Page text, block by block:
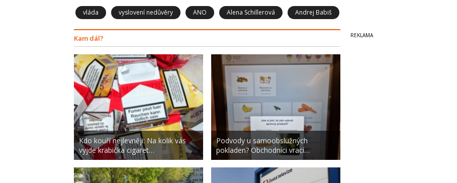
vláda vyslovení nedůvěry ANO Alena Schillerová Andrej Babiš
Kam dál?
Kdo kouří nejlevněji: Na kolik vás
vyjde krabička cigaret…
Podvody u samoobslužných
pokladen? Obchodníci vrací…